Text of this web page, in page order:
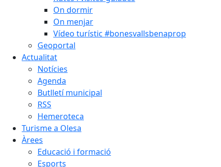
On dormir
On menjar
Vídeo turístic #bonesvallsbenaprop
Geoportal
Actualitat
Notícies
Agenda
Butlletí municipal
RSS
Hemeroteca
Turisme a Olesa
Àrees
Educació i formació
Esports